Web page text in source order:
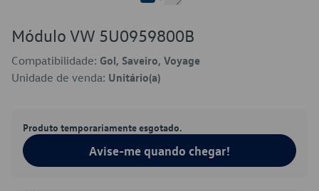
Módulo VW 5U0959800B
Compatibilidade: Gol, Saveiro, Voyage
Unidade de venda: Unitário(a)
Produto temporariamente esgotado.
Avise-me quando chegar!